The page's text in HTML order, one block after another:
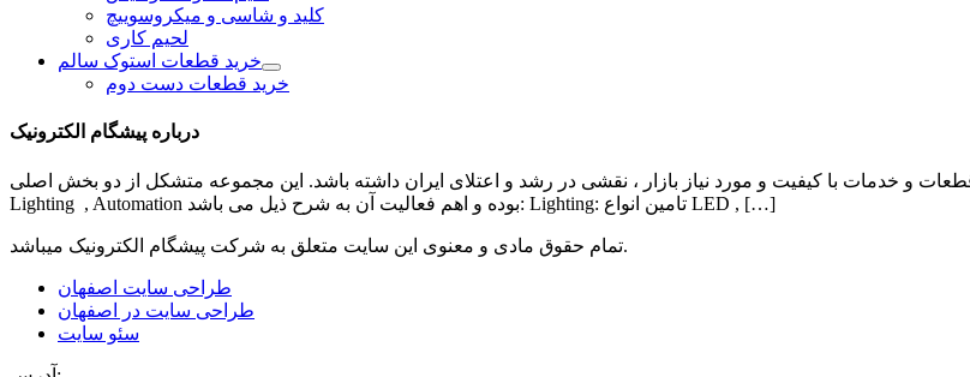
کلید و شاسی و میکروسوییچ
لحیم کاری
خرید قطعات استوک سالم
خرید قطعات دست دوم
درباره پیشگام الکترونیک
و خدمات با کیفیت و مورد نیاز بازار ، نقشی در رشد و اعتلای ایران داشته باشد. این مجموعه متشکل از دو بخش اصلی
Lighting , Automation بوده و اهم فعالیت آن به شرح ذیل می باشد: Lighting: تامین انواع LED , […]
تمام حقوق مادی و معنوی این سایت متعلق به شرکت پیشگام الکترونیک میباشد.
طراحی سایت اصفهان
طراحی سایت در اصفهان
سئو سایت